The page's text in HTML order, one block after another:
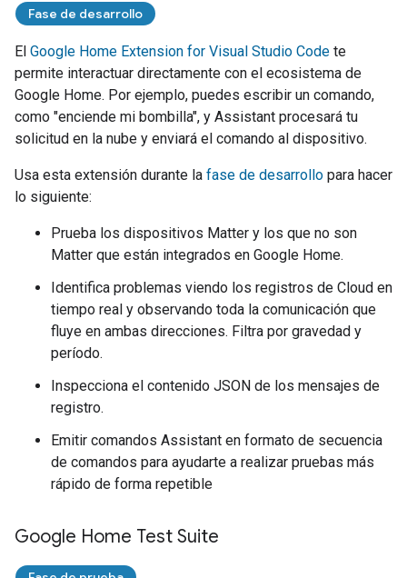
Fase de desarrollo
El Google Home Extension for Visual Studio Code te
permite interactuar directamente con el ecosistema de
Google Home. Por ejemplo, puedes escribir un comando,
como "enciende mi bombilla", y Assistant procesará tu
solicitud en la nube y enviará el comando al dispositivo.
Usa esta extensión durante la fase de desarrollo para hacer
lo siguiente:
Prueba los dispositivos Matter y los que no son
Matter que están integrados en Google Home.
Identifica problemas viendo los registros de Cloud en
tiempo real y observando toda la comunicación que
fluye en ambas direcciones. Filtra por gravedad y
período.
Inspecciona el contenido JSON de los mensajes de
registro.
Emitir comandos Assistant en formato de secuencia
de comandos para ayudarte a realizar pruebas más
rápido de forma repetible
Google Home Test Suite